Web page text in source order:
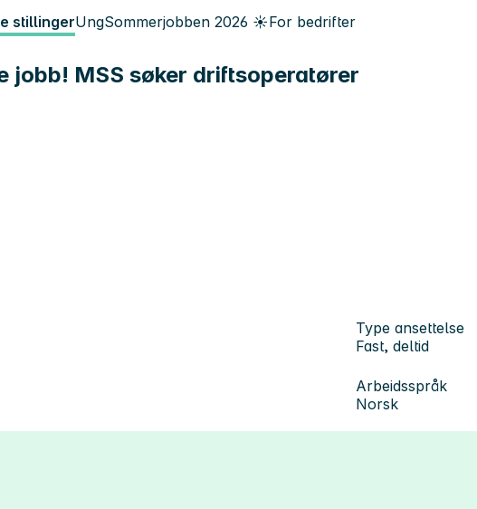
stillingerUngSommerjobben 2026 ☀️For bedrifter
jobb! MSS søker driftsoperatører
Type ansettelse
Fast, deltid
Arbeidsspråk
Norsk